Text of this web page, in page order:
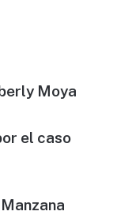
Moya
el caso